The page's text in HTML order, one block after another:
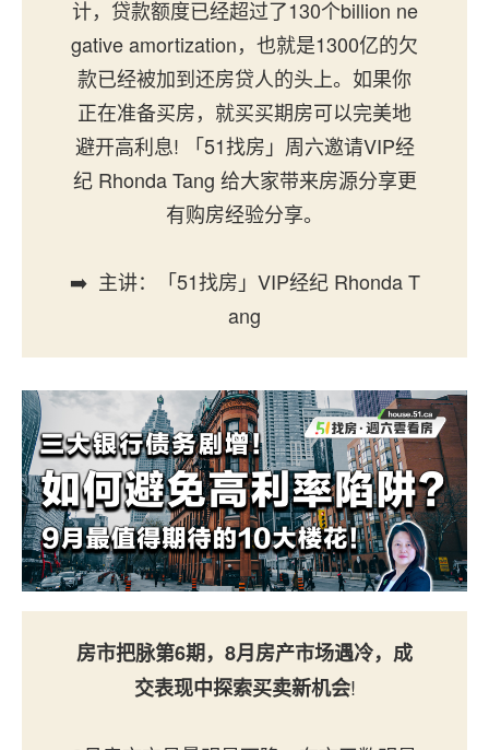
计，贷款额度已经超过了130个billion ne
gative amortization，也就是1300亿的欠
款已经被加到还房贷人的头上。如果你
正在准备买房，就买买期房可以完美地
避开高利息! 「51找房」周六邀请VIP经
纪 Rhonda Tang 给大家带来房源分享更
有购房经验分享。
➡️ 主讲：「51找房」VIP经纪 Rhonda T
ang
房市把脉第6期，8月房产市场遇冷，成
交表现中探索买卖新机会!